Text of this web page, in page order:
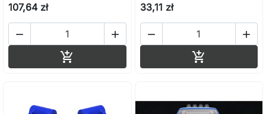
107,64 zł
 

33,11 zł
 
